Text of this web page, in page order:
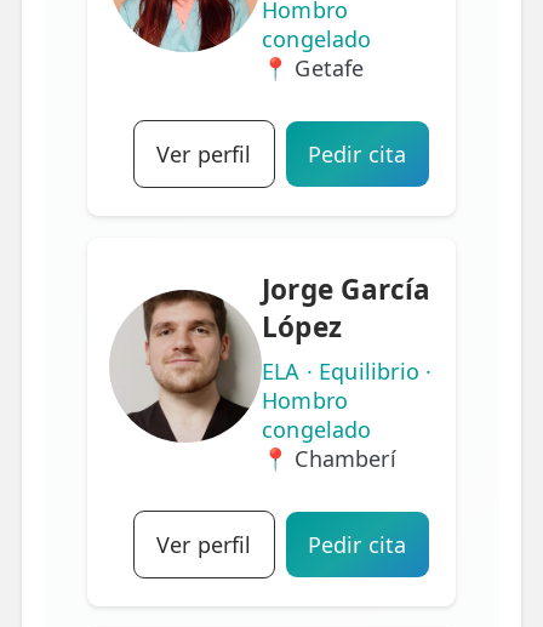
Hombro
congelado
📍 Getafe
Ver perfil Pedir cita
Jorge García
López
ELA · Equilibrio ·
Hombro
congelado
📍 Chamberí
Ver perfil Pedir cita